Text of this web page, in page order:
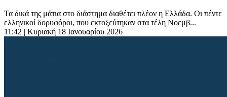
Τα δικά της μάτια στο διάστημα διαθέτει πλέον η Ελλάδα. Οι πέντε
ελληνικοί δορυφόροι, που εκτοξεύτηκαν στα τέλη Νοεμβ...
11:42 | Κυριακή 18 Ιανουαρίου 2026